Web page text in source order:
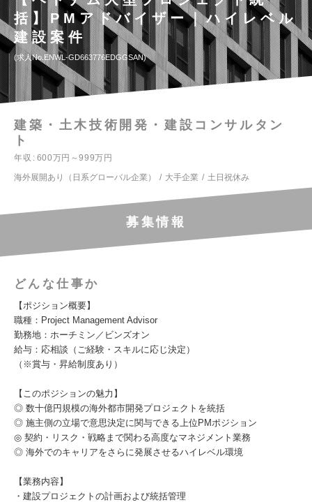
括】PMアドバイザー｜ハイレベル
建設案件
求人No.ENWL-GD663776EDGGSAN
建築・土木技術開発・建設コンサルタン
ト
年収
600万円～999万円
海外展開あり（日系グローバル企業）
大手企業 土日祝休み
募集情報
どんな仕事か
【ポジション概要】
職種：Project Management Advisor
勤務地：ホーチミン／ビンズオン
給与：応相談（ご経験・スキルに応じ決定）
（※賞与・昇給制度あり）
【このポジションの魅力】
◎ 数十億円規模の海外都市開発プロジェクトを統括
◎ 施主側の立場で意思決定に関与できる上位PMポジション
◎ 契約・リスク・戦略まで関わる高度なマネジメント業務
◎ 海外でのキャリアをさらに発展させるハイレベル環境
【業務内容】
・建設プロジェクトの計画および統括管理